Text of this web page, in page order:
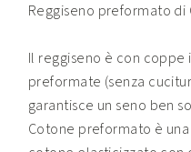
Reggiseno preformato di
Il reggiseno è con
preformate (senza
garantisce un seno ben
Cotone preformato è